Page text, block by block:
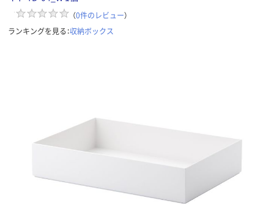
（0件のレビュー）
ランキングを見る：収納ボックス